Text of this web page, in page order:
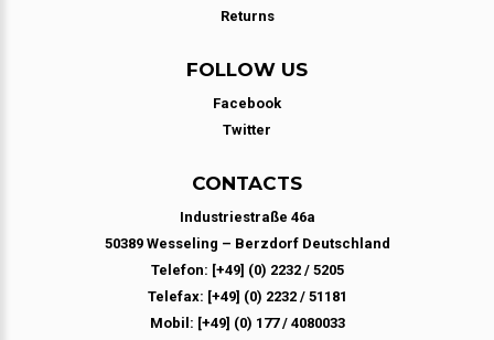
Returns
FOLLOW US
Facebook
Twitter
CONTACTS
Industriestraße 46a
50389 Wesseling – Berzdorf Deutschland
Telefon: [+49] (0) 2232 / 5205
Telefax: [+49] (0) 2232 / 51181
Mobil: [+49] (0) 177 / 4080033